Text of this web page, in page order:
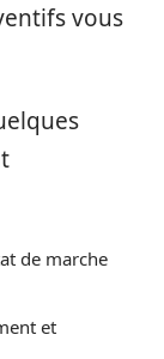
vous
de marche
et